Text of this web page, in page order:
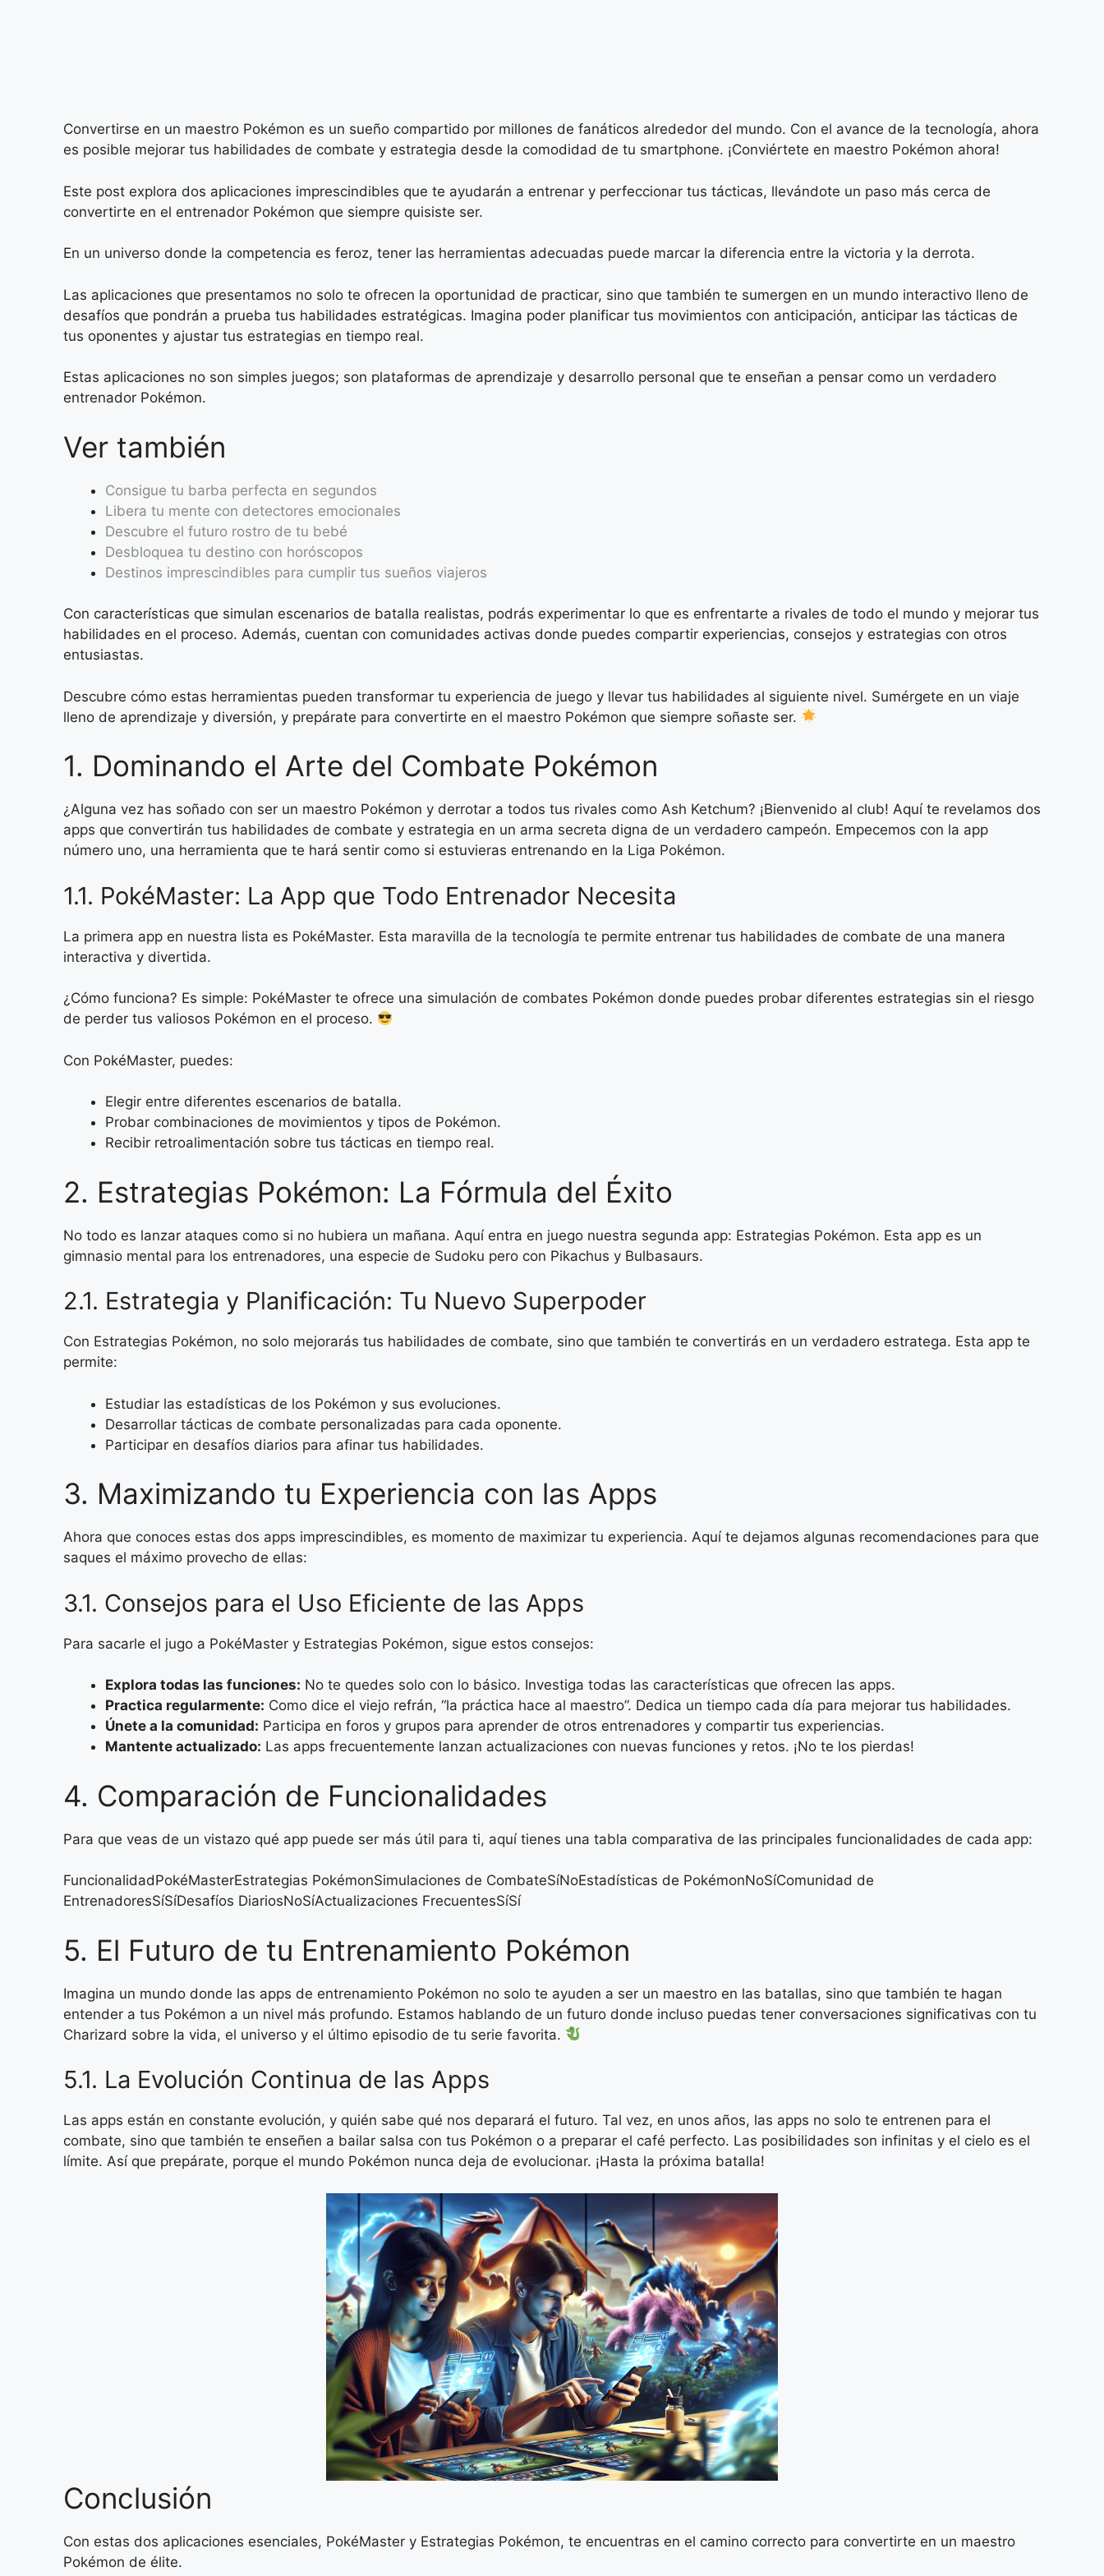
Convertirse en un maestro Pokémon es un sueño compartido por millones de fanáticos alrededor del mundo. Con el avance de la tecnología, ahora
es posible mejorar tus habilidades de combate y estrategia desde la comodidad de tu smartphone. ¡Conviértete en maestro Pokémon ahora!
Este post explora dos aplicaciones imprescindibles que te ayudarán a entrenar y perfeccionar tus tácticas, llevándote un paso más cerca de
convertirte en el entrenador Pokémon que siempre quisiste ser.
En un universo donde la competencia es feroz, tener las herramientas adecuadas puede marcar la diferencia entre la victoria y la derrota.
Las aplicaciones que presentamos no solo te ofrecen la oportunidad de practicar, sino que también te sumergen en un mundo interactivo lleno de
desafíos que pondrán a prueba tus habilidades estratégicas. Imagina poder planificar tus movimientos con anticipación, anticipar las tácticas de
tus oponentes y ajustar tus estrategias en tiempo real.
Estas aplicaciones no son simples juegos; son plataformas de aprendizaje y desarrollo personal que te enseñan a pensar como un verdadero
entrenador Pokémon.
Ver también
Consigue tu barba perfecta en segundos
Libera tu mente con detectores emocionales
Descubre el futuro rostro de tu bebé
Desbloquea tu destino con horóscopos
Destinos imprescindibles para cumplir tus sueños viajeros
Con características que simulan escenarios de batalla realistas, podrás experimentar lo que es enfrentarte a rivales de todo el mundo y mejorar tus
habilidades en el proceso. Además, cuentan con comunidades activas donde puedes compartir experiencias, consejos y estrategias con otros
entusiastas.
Descubre cómo estas herramientas pueden transformar tu experiencia de juego y llevar tus habilidades al siguiente nivel. Sumérgete en un viaje
lleno de aprendizaje y diversión, y prepárate para convertirte en el maestro Pokémon que siempre soñaste ser.
1. Dominando el Arte del Combate Pokémon
¿Alguna vez has soñado con ser un maestro Pokémon y derrotar a todos tus rivales como Ash Ketchum? ¡Bienvenido al club! Aquí te revelamos dos
apps que convertirán tus habilidades de combate y estrategia en un arma secreta digna de un verdadero campeón. Empecemos con la app
número uno, una herramienta que te hará sentir como si estuvieras entrenando en la Liga Pokémon.
1.1. PokéMaster: La App que Todo Entrenador Necesita
La primera app en nuestra lista es PokéMaster. Esta maravilla de la tecnología te permite entrenar tus habilidades de combate de una manera
interactiva y divertida.
¿Cómo funciona? Es simple: PokéMaster te ofrece una simulación de combates Pokémon donde puedes probar diferentes estrategias sin el riesgo
de perder tus valiosos Pokémon en el proceso.
Con PokéMaster, puedes:
Elegir entre diferentes escenarios de batalla.
Probar combinaciones de movimientos y tipos de Pokémon.
Recibir retroalimentación sobre tus tácticas en tiempo real.
2. Estrategias Pokémon: La Fórmula del Éxito
No todo es lanzar ataques como si no hubiera un mañana. Aquí entra en juego nuestra segunda app: Estrategias Pokémon. Esta app es un
gimnasio mental para los entrenadores, una especie de Sudoku pero con Pikachus y Bulbasaurs.
2.1. Estrategia y Planificación: Tu Nuevo Superpoder
Con Estrategias Pokémon, no solo mejorarás tus habilidades de combate, sino que también te convertirás en un verdadero estratega. Esta app te
permite:
Estudiar las estadísticas de los Pokémon y sus evoluciones.
Desarrollar tácticas de combate personalizadas para cada oponente.
Participar en desafíos diarios para afinar tus habilidades.
3. Maximizando tu Experiencia con las Apps
Ahora que conoces estas dos apps imprescindibles, es momento de maximizar tu experiencia. Aquí te dejamos algunas recomendaciones para que
saques el máximo provecho de ellas:
3.1. Consejos para el Uso Eficiente de las Apps
Para sacarle el jugo a PokéMaster y Estrategias Pokémon, sigue estos consejos:
Explora todas las funciones: No te quedes solo con lo básico. Investiga todas las características que ofrecen las apps.
Practica regularmente: Como dice el viejo refrán, “la práctica hace al maestro”. Dedica un tiempo cada día para mejorar tus habilidades.
Únete a la comunidad: Participa en foros y grupos para aprender de otros entrenadores y compartir tus experiencias.
Mantente actualizado: Las apps frecuentemente lanzan actualizaciones con nuevas funciones y retos. ¡No te los pierdas!
4. Comparación de Funcionalidades
Para que veas de un vistazo qué app puede ser más útil para ti, aquí tienes una tabla comparativa de las principales funcionalidades de cada app:
FuncionalidadPokéMasterEstrategias PokémonSimulaciones de CombateSíNoEstadísticas de PokémonNoSíComunidad de
EntrenadoresSíSíDesafíos DiariosNoSíActualizaciones FrecuentesSíSí
5. El Futuro de tu Entrenamiento Pokémon
Imagina un mundo donde las apps de entrenamiento Pokémon no solo te ayuden a ser un maestro en las batallas, sino que también te hagan
entender a tus Pokémon a un nivel más profundo. Estamos hablando de un futuro donde incluso puedas tener conversaciones significativas con tu
Charizard sobre la vida, el universo y el último episodio de tu serie favorita.
5.1. La Evolución Continua de las Apps
Las apps están en constante evolución, y quién sabe qué nos deparará el futuro. Tal vez, en unos años, las apps no solo te entrenen para el
combate, sino que también te enseñen a bailar salsa con tus Pokémon o a preparar el café perfecto. Las posibilidades son infinitas y el cielo es el
límite. Así que prepárate, porque el mundo Pokémon nunca deja de evolucionar. ¡Hasta la próxima batalla!
Conclusión
Con estas dos aplicaciones esenciales, PokéMaster y Estrategias Pokémon, te encuentras en el camino correcto para convertirte en un maestro
Pokémon de élite.